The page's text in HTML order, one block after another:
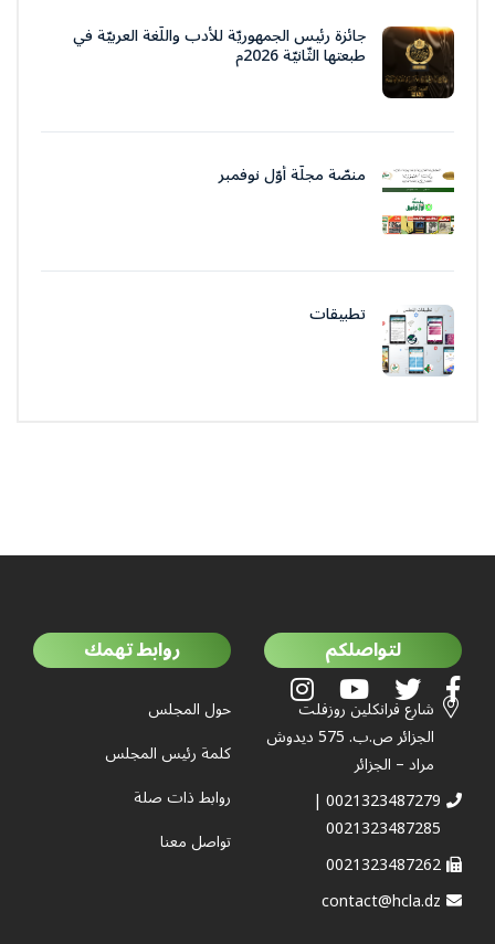
جائزة رئيس الجمهوريّة للأدب واللّغة العربيّة في
طبعتها الثّانيّة 2026م
منصّة مجلّة أوّل نوفمبر
تطبيقات
لتواصلكم
شارع فرانكلين روزفلت
الجزائر ص.ب. 575 ديدوش
مراد – الجزائر
0021323487279 |
0021323487285
0021323487262
contact@hcla.dz
روابط تهمك
حول المجلس
كلمة رئيس المجلس
روابط ذات صلة
تواصل معنا